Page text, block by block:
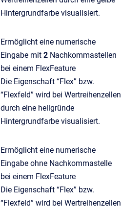
Hintergrundfarbe visualisiert.
Ermöglicht eine numerische
Eingabe mit 2 Nachkommastellen
bei einem FlexFeature
Die Eigenschaft “Flex” bzw.
“Flexfeld” wird bei Wertreihenzellen
durch eine hellgründe
Hintergrundfarbe visualisiert.
Ermöglicht eine numerische
Eingabe ohne Nachkommastelle
bei einem FlexFeature
Die Eigenschaft “Flex” bzw.
“Flexfeld” wird bei Wertreihenzellen